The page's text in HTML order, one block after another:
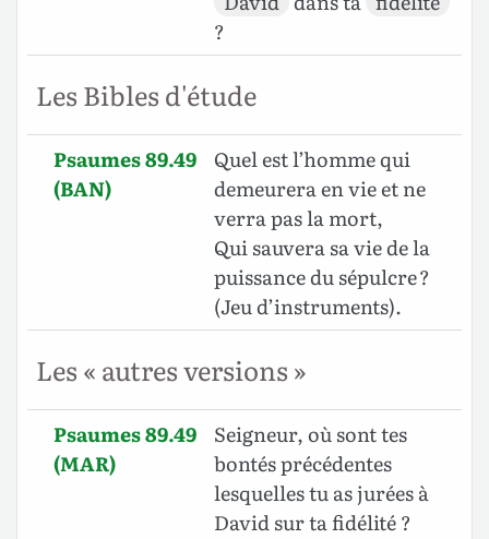
?
Les Bibles d'étude
Psaumes 89.49
(BAN)
Quel est l’homme qui
demeurera en vie et ne
verra pas la mort,
Qui sauvera sa vie de la
puissance du sépulcre ?
(Jeu d’instruments).
Les « autres versions »
Psaumes 89.49
(MAR)
Seigneur, où sont tes
bontés précédentes
lesquelles tu as jurées à
David sur ta fidélité ?